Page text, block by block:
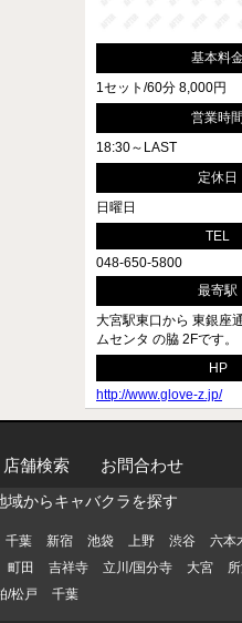
基本料
1セット/60分 8,000円
営業時間
18:30～LAST
定休日
日曜日
TEL
048-650-5800
最寄駅
大宮駅東口から 東銀座
ムセンタ の脇 2Fです。
HP
http://www.glove-z.jp/
店舗検索 お問合わせ
域からキャバクラを探す
千葉 新宿 池袋 上野 渋谷
六本
町田 吉祥寺 立川/国分寺 大宮
/松戸 千葉